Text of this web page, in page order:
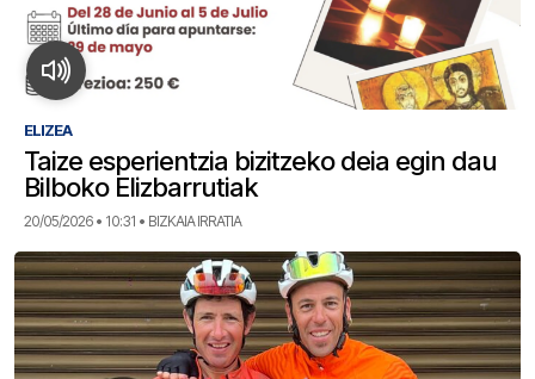
ELIZEA
Taize esperientzia bizitzeko deia egin dau
Bilboko Elizbarrutiak
20/05/2026 • 10:31 • BIZKAIA IRRATIA